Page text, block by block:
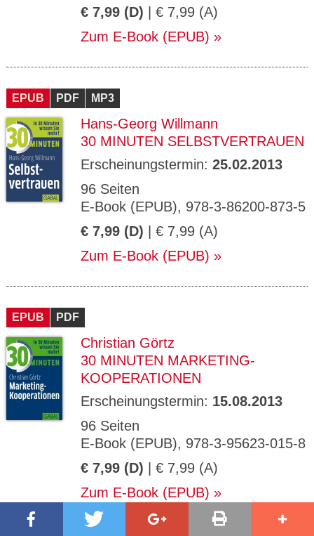
€ 7,99 (D) | € 7,99 (A)
Zum E-Book (EPUB)
EPUB PDF MP3
Hans-Georg Willmann
30 MINUTEN SELBSTVERTRAUEN
Erscheinungstermin: 25.02.2013
96 Seiten
E-Book (EPUB), 978-3-86200-873-5
€ 7,99 (D) | € 7,99 (A)
Zum E-Book (EPUB)
EPUB PDF
Christian Görtz
30 MINUTEN MARKETING-
KOOPERATIONEN
Erscheinungstermin: 15.08.2013
96 Seiten
E-Book (EPUB), 978-3-95623-015-8
€ 7,99 (D) | € 7,99 (A)
Zum E-Book (EPUB)